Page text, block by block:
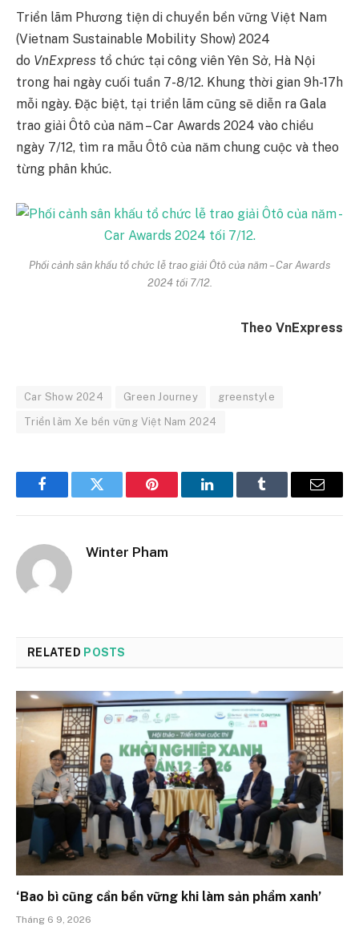
Triển lãm Phương tiện di chuyển bền vững Việt Nam
(Vietnam Sustainable Mobility Show) 2024
do VnExpress tổ chức tại công viên Yên Sở, Hà Nội
trong hai ngày cuối tuần 7-8/12. Khung thời gian 9h-17h
mỗi ngày. Đặc biệt, tại triển lãm cũng sẽ diễn ra Gala
trao giải Ôtô của năm – Car Awards 2024 vào chiều
ngày 7/12, tìm ra mẫu Ôtô của năm chung cuộc và theo
từng phân khúc.
Phối cảnh sân khấu tổ chức lễ trao giải Ôtô của năm – Car Awards
2024 tối 7/12.
Theo VnExpress
Car Show 2024 Green Journey greenstyle
Triển lãm Xe bền vững Việt Nam 2024
FacebookTwitter Pinterest LinkedInTumblr Email
Winter Pham
RELATED POSTS
‘Bao bì cũng cần bền vững khi làm sản phẩm xanh’
Tháng 6 9, 2026